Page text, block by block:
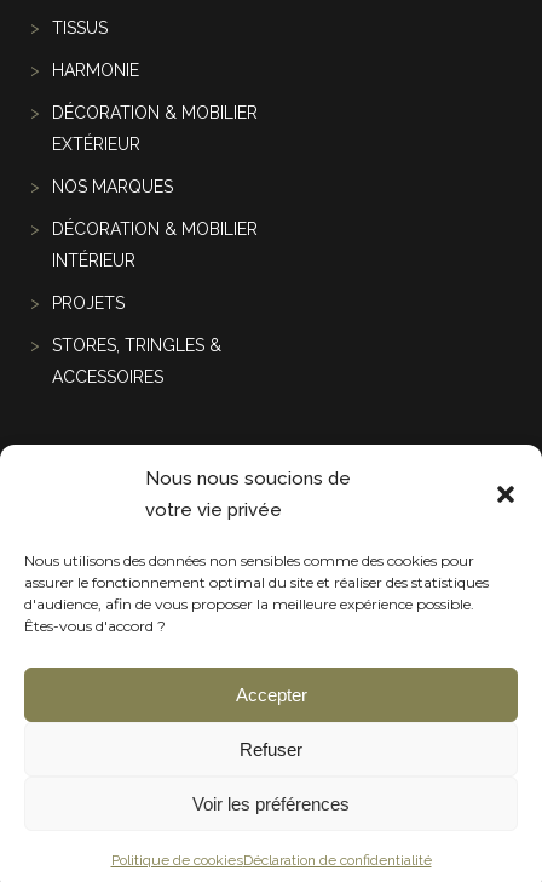
Nous nous soucions de
votre vie privée
Nous utilisons des données non sensibles comme des cookies pour
assurer le fonctionnement optimal du site et réaliser des statistiques
d'audience, afin de vous proposer la meilleure expérience possible.
Êtes-vous d'accord ?
Accepter
Refuser
Voir les préférences
Politique de cookiesDéclaration de confidentialité
TISSUS
HARMONIE
DÉCORATION & MOBILIER
EXTÉRIEUR
NOS MARQUES
DÉCORATION & MOBILIER
INTÉRIEUR
PROJETS
STORES, TRINGLES &
ACCESSOIRES
Projets récentes